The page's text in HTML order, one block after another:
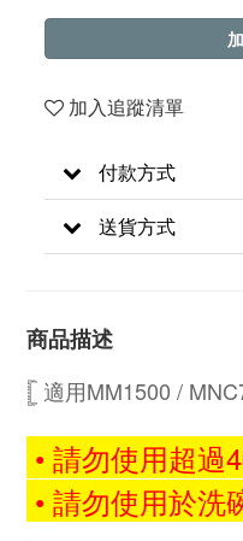
加入追蹤清單
付款方式
送貨方式
商品描述
𓊈 適用MM1500 /
• 請勿使用超
• 請勿使用於洗